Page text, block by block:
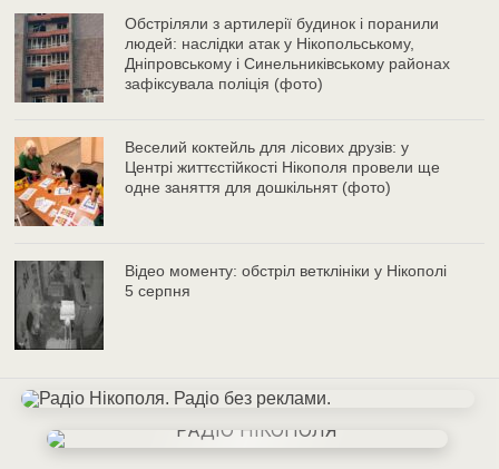
Обстріляли з артилерії будинок і поранили
людей: наслідки атак у Нікопольському,
Дніпровському і Синельниківському районах
зафіксувала поліція (фото)
Веселий коктейль для лісових друзів: у
Центрі життєстійкості Нікополя провели ще
одне заняття для дошкільнят (фото)
Відео моменту: обстріл ветклініки у Нікополі
5 серпня